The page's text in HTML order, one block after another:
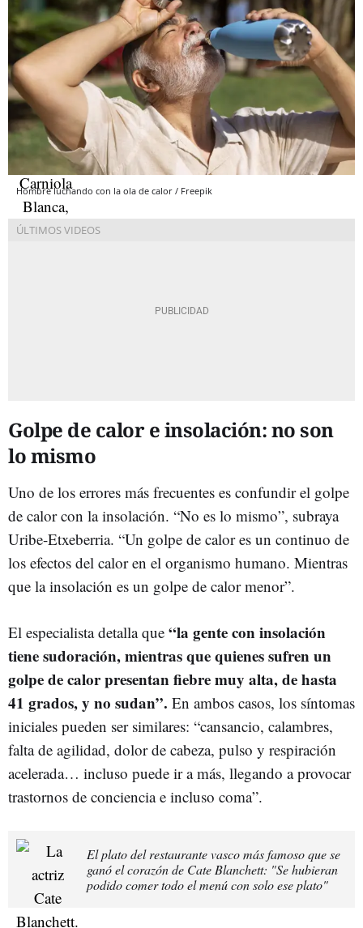
Hombre luchando con la ola de calor / Freepik
Golpe de calor e insolación: no son
lo mismo
Uno de los errores más frecuentes es confundir el golpe
de calor con la insolación. “No es lo mismo”, subraya
Uribe-Etxeberria. “Un golpe de calor es un continuo de
los efectos del calor en el organismo humano. Mientras
que la insolación es un golpe de calor menor”.
El especialista detalla que “la gente con insolación
tiene sudoración, mientras que quienes sufren un
golpe de calor presentan fiebre muy alta, de hasta
41 grados, y no sudan”. En ambos casos, los síntomas
iniciales pueden ser similares: “cansancio, calambres,
falta de agilidad, dolor de cabeza, pulso y respiración
acelerada… incluso puede ir a más, llegando a provocar
trastornos de conciencia e incluso coma”.
El plato del restaurante vasco más famoso que se
ganó el corazón de Cate Blanchett: "Se hubieran
podido comer todo el menú con solo ese plato"